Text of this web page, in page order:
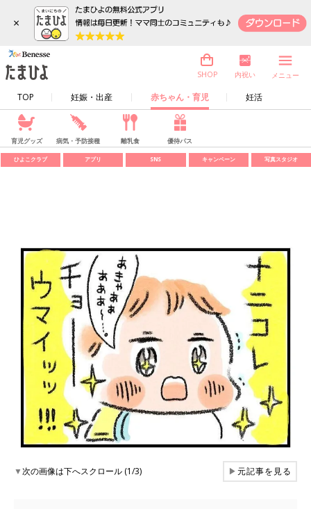
×
TOP 妊娠・出産 赤ちゃん・育児 妊活
SHOP 内祝い メニュー
育児グッズ 病気・予防接種 離乳食 優待パス
ひよこクラブ アプリ SNS キャンペーン 写真スタジオ
▼次の画像は下へスクロール (1/3) ▶元記事を見る